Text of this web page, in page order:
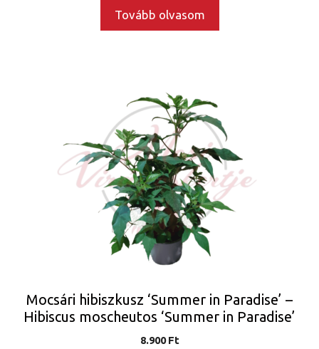
Tovább olvasom
Mocsári hibiszkusz ‘Summer in Paradise’ –
Hibiscus moscheutos ‘Summer in Paradise’
8.900Ft